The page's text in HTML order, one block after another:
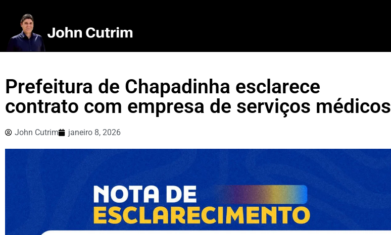
Prefeitura de Chapadinha esclarece
contrato com empresa de serviços médicos
John Cutrim janeiro 8, 2026